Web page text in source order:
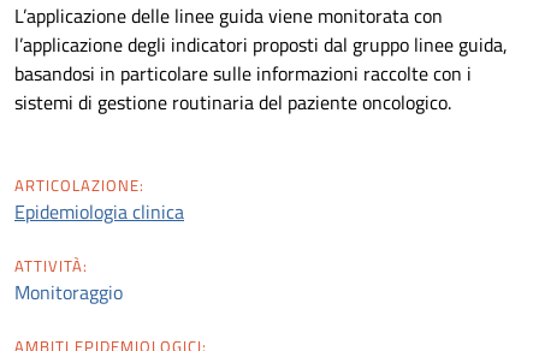
L’applicazione delle linee guida viene monitorata con
l’applicazione degli indicatori proposti dal gruppo linee guida,
basandosi in particolare sulle informazioni raccolte con i
sistemi di gestione routinaria del paziente oncologico.
ARTICOLAZIONE:
Epidemiologia clinica
ATTIVITÀ:
Monitoraggio
AMBITI EPIDEMIOLOGICI: